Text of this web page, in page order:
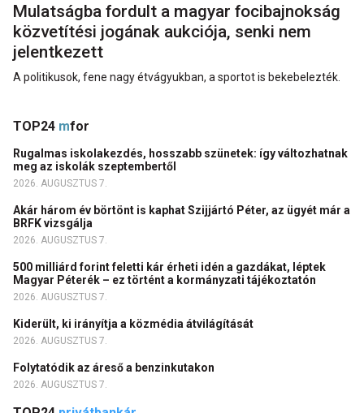
Mulatságba fordult a magyar focibajnokság
közvetítési jogának aukciója, senki nem
jelentkezett
A politikusok, fene nagy étvágyukban, a sportot is bekebelezték.
TOP24 mfor
Rugalmas iskolakezdés, hosszabb szünetek: így változhatnak
meg az iskolák szeptembertől
2026. AUGUSZTUS 7.
Akár három év börtönt is kaphat Szijjártó Péter, az ügyét már a
BRFK vizsgálja
2026. AUGUSZTUS 7.
500 milliárd forint feletti kár érheti idén a gazdákat, léptek
Magyar Péterék – ez történt a kormányzati tájékoztatón
2026. AUGUSZTUS 7.
Kiderült, ki irányítja a közmédia átvilágítását
2026. AUGUSZTUS 7.
Folytatódik az áreső a benzinkutakon
2026. AUGUSZTUS 7.